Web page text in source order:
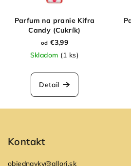
Parfum na pranie Kifra
Candy (Cukrík)
od €3,99
Skladom (1 ks)
Detail
Kontakt
objednavky@allori.sk